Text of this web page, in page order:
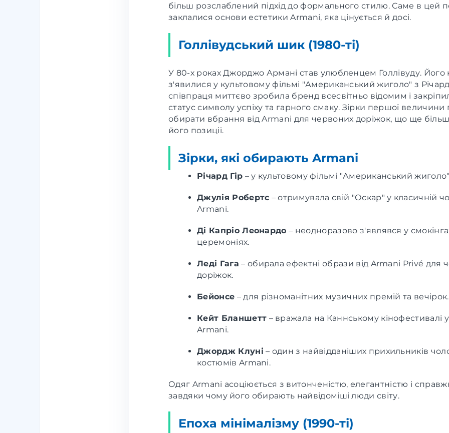
більш розслаблений підхід до формального стилю. Саме в цей
заклалися основи естетики Armani, яка цінується й досі.
Голлівудський шик (1980-ті)
У 80-х роках Джорджо Армані став улюбленцем Голлівуду. Його
з'явилися у культовому фільмі "Американський жиголо" з
співпраця миттєво зробила бренд всесвітньо відомим і
статус символу успіху та гарного смаку. Зірки першої величини
обирати вбрання від Armani для червоних доріжок, що ще
його позиції.
Зірки, які обирають Armani
Річард Гір –у культовому фільмі "Американський
Джулія Робертс – отримувала свій "Оскар" у класичній
Armani.
Ді Капріо Леонардо – неодноразово з'являвся у
церемоніях.
Леді Гага – обирала ефектні образи від Armani Privé для
доріжок.
Бейонсе –для різноманітних музичних премій та вечірок.
Кейт Бланшетт –вражала на Каннському кінофестивалі
Armani.
Джордж Клуні – один з найвідданіших прихильників
костюмів Armani.
Одяг Armani асоціюється з витонченістю, елегантністю і
завдяки чому його обирають найвідоміші люди світу.
Епоха мінімалізму (1990-ті)